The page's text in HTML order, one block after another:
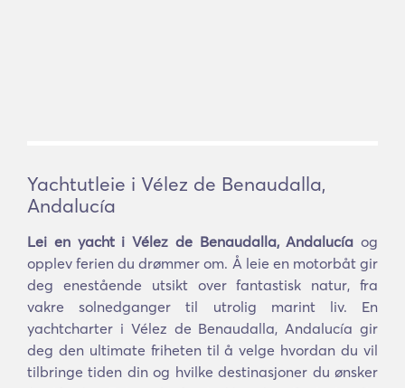
Yachtutleie i Vélez de Benaudalla,
Andalucía
Lei en yacht i Vélez de Benaudalla, Andalucía og
opplev ferien du drømmer om. Å leie en motorbåt gir
deg enestående utsikt over fantastisk natur, fra
vakre solnedganger til utrolig marint liv. En
yachtcharter i Vélez de Benaudalla, Andalucía gir
deg den ultimate friheten til å velge hvordan du vil
tilbringe tiden din og hvilke destinasjoner du ønsker